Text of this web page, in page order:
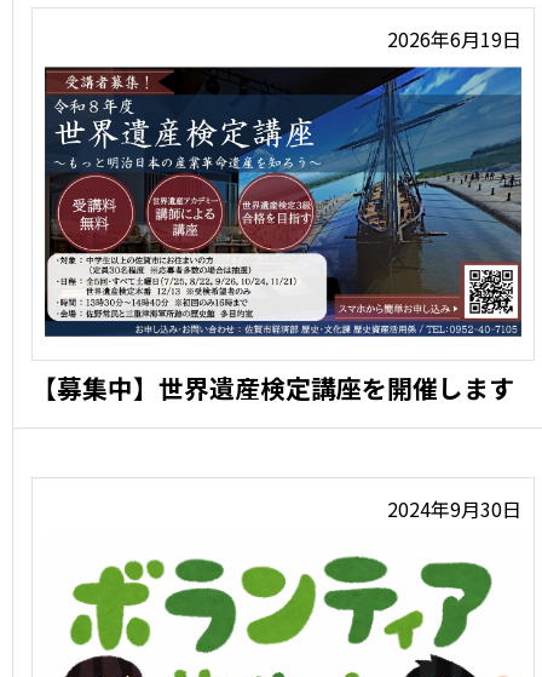
2026年6月19日
【募集中】世界遺産検定講座を開催します
世界遺産検定講座3級の対策講座と、三重津海軍所跡が構
2024年9月30日